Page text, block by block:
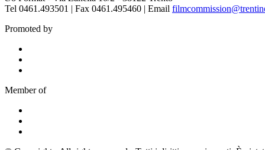
Tel 0461.493501 | Fax 0461.495460 | Email
Promoted by
Member of